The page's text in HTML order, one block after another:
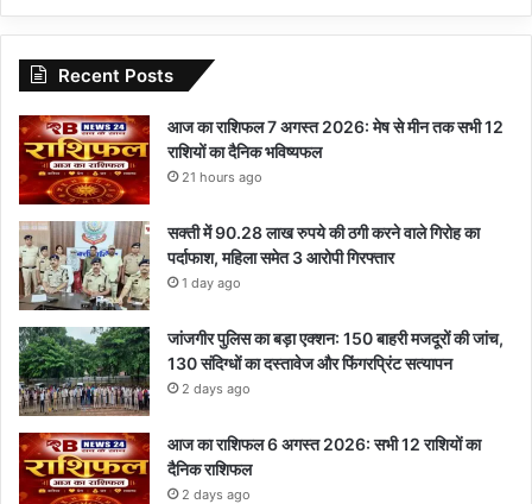
Recent Posts
आज का राशिफल 7 अगस्त 2026: मेष से मीन तक सभी 12
राशियों का दैनिक भविष्यफल
21 hours ago
सक्ती में 90.28 लाख रुपये की ठगी करने वाले गिरोह का
पर्दाफाश, महिला समेत 3 आरोपी गिरफ्तार
1 day ago
जांजगीर पुलिस का बड़ा एक्शन: 150 बाहरी मजदूरों की जांच,
130 संदिग्धों का दस्तावेज और फिंगरप्रिंट सत्यापन
2 days ago
आज का राशिफल 6 अगस्त 2026: सभी 12 राशियों का
दैनिक राशिफल
2 days ago